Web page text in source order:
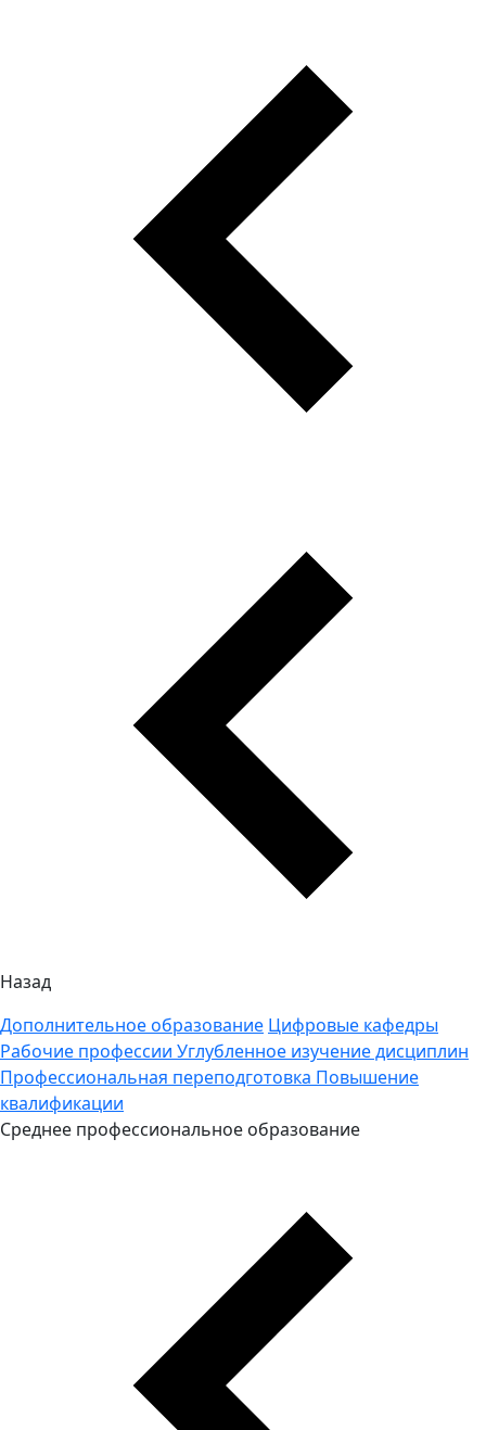
Назад
Дополнительное образование Цифровые кафедры
Рабочие профессии Углубленное изучение дисциплин
Профессиональная переподготовка Повышение
квалификации
Среднее профессиональное образование